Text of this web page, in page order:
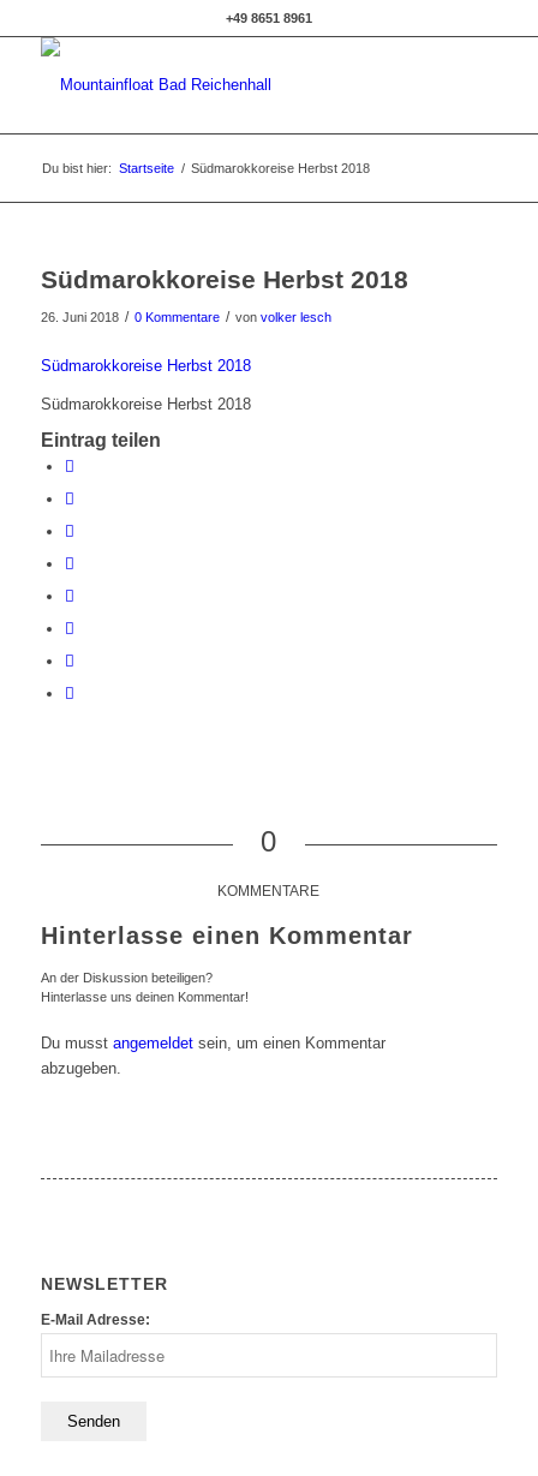
+49 8651 8961
Du bist hier: Startseite / Südmarokkoreise Herbst 2018
Südmarokkoreise Herbst 2018
26. Juni 2018 / 0 Kommentare / von volker lesch
Südmarokkoreise Herbst 2018
Südmarokkoreise Herbst 2018
Eintrag teilen
0
KOMMENTARE
Hinterlasse einen Kommentar
An der Diskussion beteiligen?
Hinterlasse uns deinen Kommentar!
Du musst angemeldetsein, um einen Kommentar
abzugeben.
NEWSLETTER
E-Mail Adresse: